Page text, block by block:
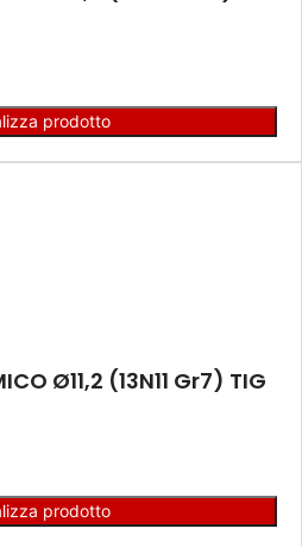
prodotto
Ø11,2 (13N11 Gr7) TIG
prodotto